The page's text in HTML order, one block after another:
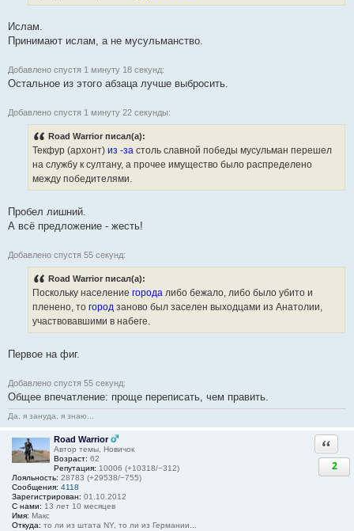
Ислам.
Принимают ислам, а не мусульманство.
Добавлено спустя 1 минуту 18 секунд:
Остальное из этого абзаца лучше выбросить.
Добавлено спустя 1 минуту 22 секунды:
Road Warrior писал(а):
Текфур (архонт) из -за столь славной победы мусульман перешел
на службу к султану, а прочее имущество было распределено
между победителями.
Пробел лишний.
А всё предложение - жесть!
Добавлено спустя 55 секунд:
Road Warrior писал(а):
Поскольку население города либо бежало, либо было убито и
пленено, то город заново был заселен выходцами из Анатолии,
участвовавшими в набеге.
Первое на фиг.
Добавлено спустя 55 секунд:
Общее впечатление: проще переписать, чем править.
Да, я зануда, я знаю...
Road Warrior
Автор темы, Новичок
Возраст: 62
Репутация: 10006 (+10318/−312)
Лояльность: 28783 (+29538/−755)
Сообщения: 4118
Зарегистрирован: 01.10.2012
С нами: 13 лет 10 месяцев
Имя: Макс
Откуда: то ли из штата NY, то ли из Германии...
2